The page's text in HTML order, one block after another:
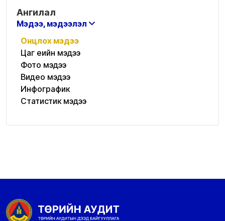
Ангилал
Мэдээ, мэдээлэл
Онцлох мэдээ
Цаг үеийн мэдээ
Фото мэдээ
Видео мэдээ
Инфографик
Статистик мэдээ